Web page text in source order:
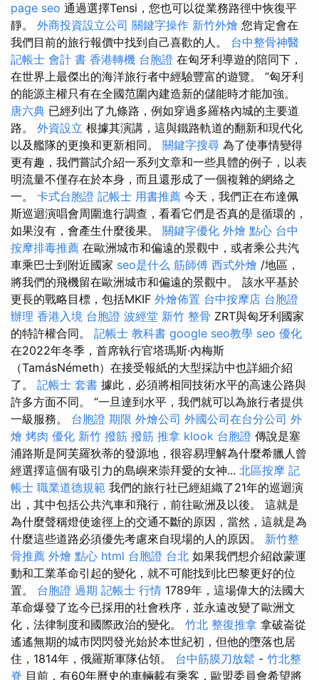
page seo 通過選擇Tensi，您也可以從業務路徑中恢復平
靜。 外商投資設立公司 關鍵字操作 新竹外燴 您肯定會在
我們目前的旅行報價中找到自己喜歡的人。 台中整骨神醫
記帳士 會計 書 香港轉機 台胞證 在匈牙利導遊的陪同下，
在世界上最傑出的海洋旅行者中經驗豐富的遊覽。 “匈牙利
的能源主權只有在全國范圍內建造新的儲能時才能加強。
唐六典 已經列出了九條路，例如穿過多羅格內城的主要道
路。 外資設立 根據其演講，這與鐵路軌道的翻新和現代化
以及艦隊的更換和更新相同。 關鍵字搜尋 為了使事情變得
更有趣，我們嘗試介紹一系列文章和一些具體的例子，以表
明流量不僅存在於本身，而且還形成了一個複雜的網絡之
一。 卡式台胞證 記帳士 用書推薦 今天，我們正在布達佩
斯巡迴演唱會周圍進行調查，看看它們是否真的是循環的，
如果沒有，會產生什麼後果。 關鍵字優化 外燴 點心 台中
按摩排毒推薦 在歐洲城市和偏遠的景觀中，或者乘公共汽
車乘巴士到附近國家 seo是什么 筋師傅 西式外燴 /地區，
將我們的飛機留在歐洲城市和偏遠的景觀中。 該水平基於
更長的戰略目標，包括MKIF 外燴佈置 台中按摩店 台胞證
辦理 香港入境 台胞證 波經堂 新竹 整骨 ZRT與匈牙利國家
的特許權合同。 記帳士 教科書 google seo教學 seo 優化
在2022年冬季，首席執行官塔瑪斯·內梅斯
（TamásNémeth）在接受報紙的大型採訪中也詳細介紹
了。 記帳士 套書 據此，必須將相同技術水平的高速公路與
許多方面不同。 “一旦達到水平，我們就可以為旅行者提供
一級服務。 台胞證 期限 外燴公司 外國公司在台分公司 外
燴 烤肉 優化 新竹 撥筋 撥筋 推拿 klook 台胞證 傳說是塞
浦路斯是阿芙羅狄蒂的發源地，很容易理解為什麼希臘人曾
經選擇這個有吸引力的島嶼來崇拜愛的女神... 北區按摩 記
帳士 職業道德規範 我們的旅行社已經組織了21年的巡迴演
出，其中包括公共汽車和飛行，前往歐洲及以後。 這就是
為什麼聲稱燈使途徑上的交通不斷的原因，當然，這就是為
什麼這些道路必須優先考慮來自現場的人的原因。 新竹整
骨推薦 外燴 點心 html 台胞證 台北 如果我們想介紹啟蒙運
動和工業革命引起的變化，就不可能找到比巴黎更好的位
置。 台胞證 過期 記帳士 行情 1789年，這場偉大的法國大
革命爆發了迄今已採用的社會秩序，並永遠改變了歐洲文
化，法律制度和國際政治的變化。 竹北 整復推拿 拿破崙從
遙遙無期的城市閃閃發光始於本世紀初，但他的墮落也居
住，1814年，俄羅斯軍隊佔領。 台中筋膜刀放鬆 - 竹北整
脊 目前，有60年曆史的車輛載有乘客，歐盟委員會希望將